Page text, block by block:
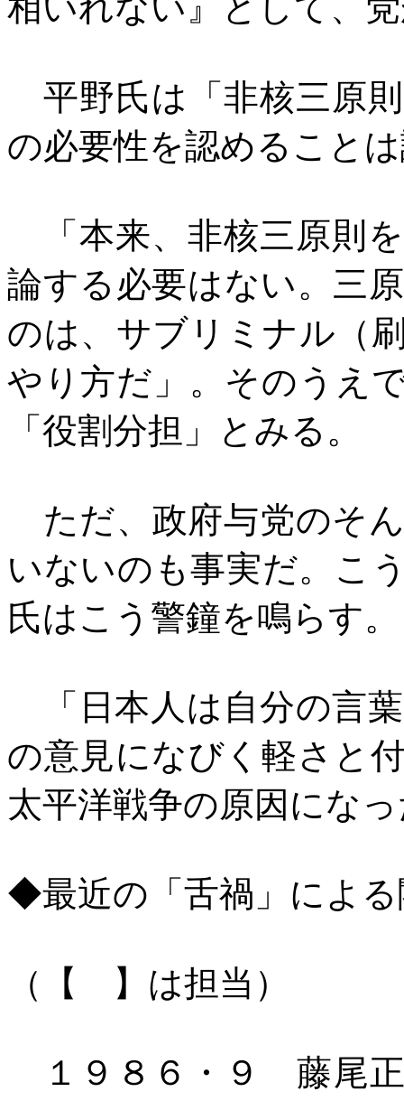
平野氏は「非核三原
の必要性を認めること
「本来、非核三原則
論する必要はない。三
のは、サブリミナル（
やり方だ」。そのうえ
「役割分担」とみる。
ただ、政府与党のそ
いないのも事実だ。こ
氏はこう警鐘を鳴らす。
「日本人は自分の言
の意見になびく軽さと
太平洋戦争の原因にな
◆最近の「舌禍」による
（【 】は担当）
１９８６・９ 藤尾